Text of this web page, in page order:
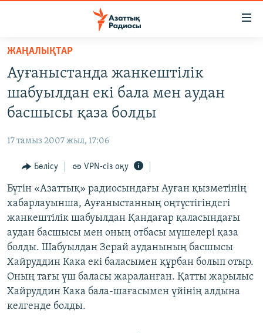
Skip
main
content
Skip
main
Search
САЯСАТ
AZATTYQTV
АДАМ ҚҰҚЫҚТАРЫ
ӘЛЕУМЕТ
ӘЛЕМ
АРНАЙЫ ЖОБАЛАР
Русский
ЖАЗЫЛЫҢЫЗ
ЖАҢАЛЫҚТАР
Ауғаныстанда жанкештілік
шабуылдан екі бала мен аудан
басшысы қаза болды
17 тамыз 2007 жыл, 17:06
Бөлісу VPN-сіз оқу
Бүгін «Азаттық» радиосындағы Ауған қызметінің
хабарлауынша, Ауғаныстанның оңтүстігіндегі
жанкештілік шабуылдан Қандағар қаласындағы
аудан басшысы мен оның отбасы мүшелері қаза
болды. Шабуылдан Зерай ауданының басшысы
Хайруддин Кака екі баласымен құрбан болып отыр.
Оның тағы үш баласы жараланған. Қатты жарылыс
Хайруддин Кака бала-шағасымен үйінің алдына
келгенде болды.